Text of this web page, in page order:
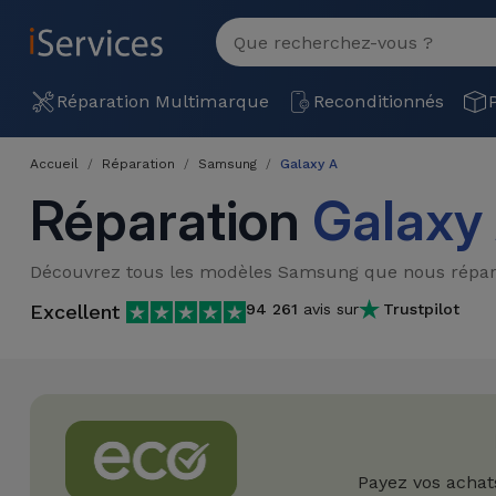
Réparation Multimarque Reconditionnés
MENU
Réparation
Différentes
Causes de
Pannes
/ iMac
iPhone
Reconditionnés
iPads
Reconditionnés
Produits
DJI
Câbles
Magasins
Reprises
Voir
Accueil Réparation Samsung Galaxy A
Réparation Galaxy
Découvrez tous les modèles Samsung que nous
Excellent 94 261 avis sur Trustpilot
Payez vos